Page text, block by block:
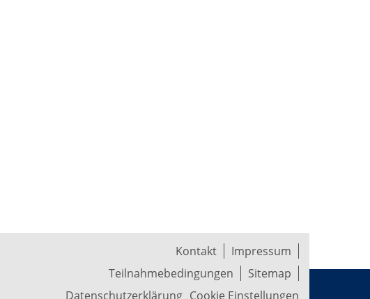
Kontakt
Impressum
Teilnahmebedingungen
Sitemap
Datenschutzerklärung Cookie Einstellungen